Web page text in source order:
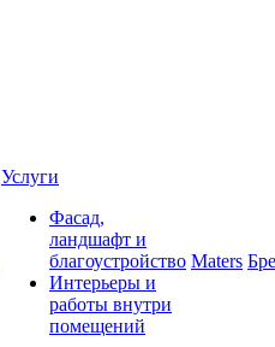
Услуги
Фасад,
ландшафт и
благоустройство
Интерьеры и
работы внутри
помещений
Maters